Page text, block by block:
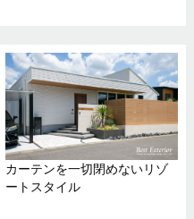
カーテンを一切閉めないリゾ
ートスタイル